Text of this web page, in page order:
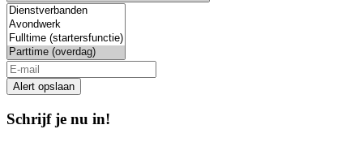
Alert opslaan
Schrijf je nu in!